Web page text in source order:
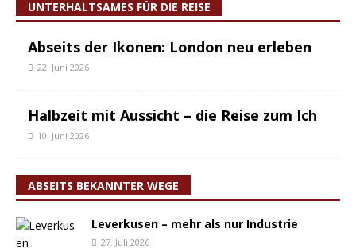
UNTERHALTSAMES FÜR DIE REISE
Abseits der Ikonen: London neu erleben
22. Juni 2026
Halbzeit mit Aussicht – die Reise zum Ich
10. Juni 2026
ABSEITS BEKANNTER WEGE
Leverkusen – mehr als nur Industrie
27. Juli 2026